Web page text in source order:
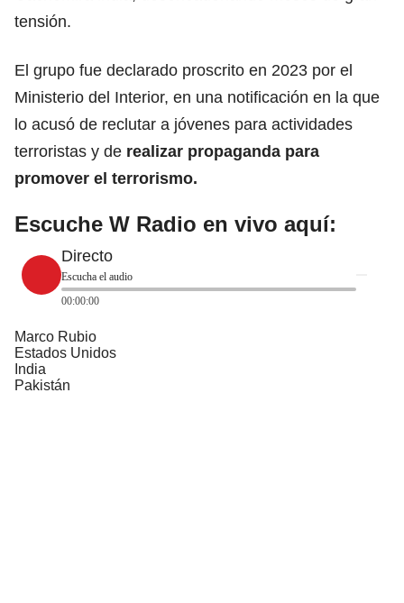
tensión.
El grupo fue declarado proscrito en 2023 por el
Ministerio del Interior, en una notificación en la que
lo acusó de reclutar a jóvenes para actividades
terroristas y de realizar propaganda para
promover el terrorismo.
Escuche W Radio en vivo aquí:
Directo
Escucha el audio
00:00:00
Marco Rubio
Estados Unidos
India
Pakistán